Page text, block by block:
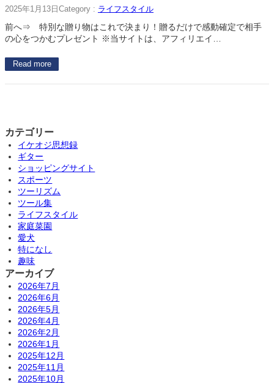
2025年1月13日 Category : ライフスタイル
前へ⇒ 特別な贈り物はこれで決まり！贈るだけで感動確定で相手
の心をつかむプレゼント ※当サイトは、アフィリエイ…
Read more
カテゴリー
イケオジ思想録
ギター
ショッピングサイト
スポーツ
ツーリズム
ツール集
ライフスタイル
家庭菜園
愛犬
特になし
趣味
アーカイブ
2026年7月
2026年6月
2026年5月
2026年4月
2026年2月
2026年1月
2025年12月
2025年11月
2025年10月